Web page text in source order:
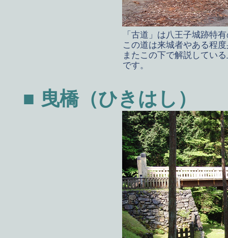
「古道」は八王子城跡特
この道は来城者やある程
またこの下で解説してい
です。
■ 曳橋（ひきはし）